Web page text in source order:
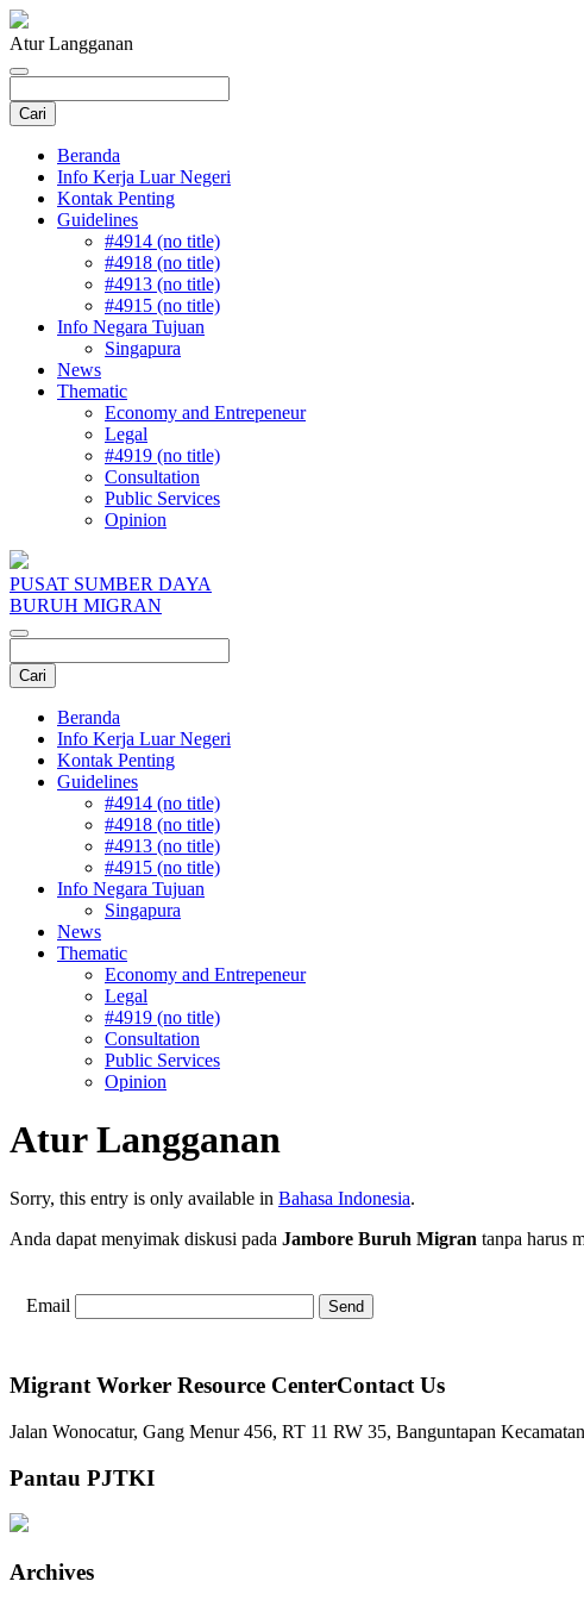
Atur Langganan
Beranda
Info Kerja Luar Negeri
Kontak Penting
Guidelines
#4914 (no title)
#4918 (no title)
#4913 (no title)
#4915 (no title)
Info Negara Tujuan
Singapura
News
Thematic
Economy and Entrepeneur
Legal
#4919 (no title)
Consultation
Public Services
Opinion
PUSAT SUMBER DAYA
BURUH MIGRAN
Beranda
Info Kerja Luar Negeri
Kontak Penting
Guidelines
#4914 (no title)
#4918 (no title)
#4913 (no title)
#4915 (no title)
Info Negara Tujuan
Singapura
News
Thematic
Economy and Entrepeneur
Legal
#4919 (no title)
Consultation
Public Services
Opinion
Atur Langganan
Sorry, this entry is only available in Bahasa Indonesia.
Anda dapat menyimak diskusi pada Jambore Buruh Migran tanpa harus
Email
Migrant Worker Resource CenterContact Us
Jalan Wonocatur, Gang Menur 456, RT 11 RW 35, Banguntapan
Pantau PJTKI
Archives